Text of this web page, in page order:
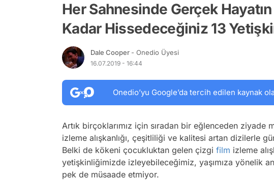
Her Sahnesinde Gerçek
Kadar Hissedeceğiniz 13
Dale Cooper - Onedio Üyesi
16.07.2019 - 16:44
Onedio’yu Google’da tercih edilen kaynak
Artık birçoklarımız için sıradan bir eğlenceden ziyade
izleme alışkanlığı, çeşitliliği ve kalitesi artan dizilerle
Belki de kökeni çocukluktan gelen çizgi film izleme
yetişkinliğimizde izleyebileceğimiz, yaşımıza yönelik
pek de müsaade etmiyor.